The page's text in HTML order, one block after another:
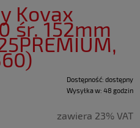
Kovax
śr. 152mm
Dostępność: dostępny
Wysyłka w: 48 godzin
zawiera 23% VAT